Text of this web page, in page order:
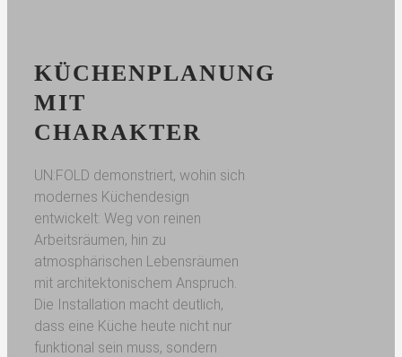
KÜCHENPLANUNG
MIT
CHARAKTER
UN:FOLD demonstriert, wohin sich
modernes Küchendesign
entwickelt: Weg von reinen
Arbeitsräumen, hin zu
atmosphärischen Lebensräumen
mit architektonischem Anspruch.
Die Installation macht deutlich,
dass eine Küche heute nicht nur
funktional sein muss, sondern